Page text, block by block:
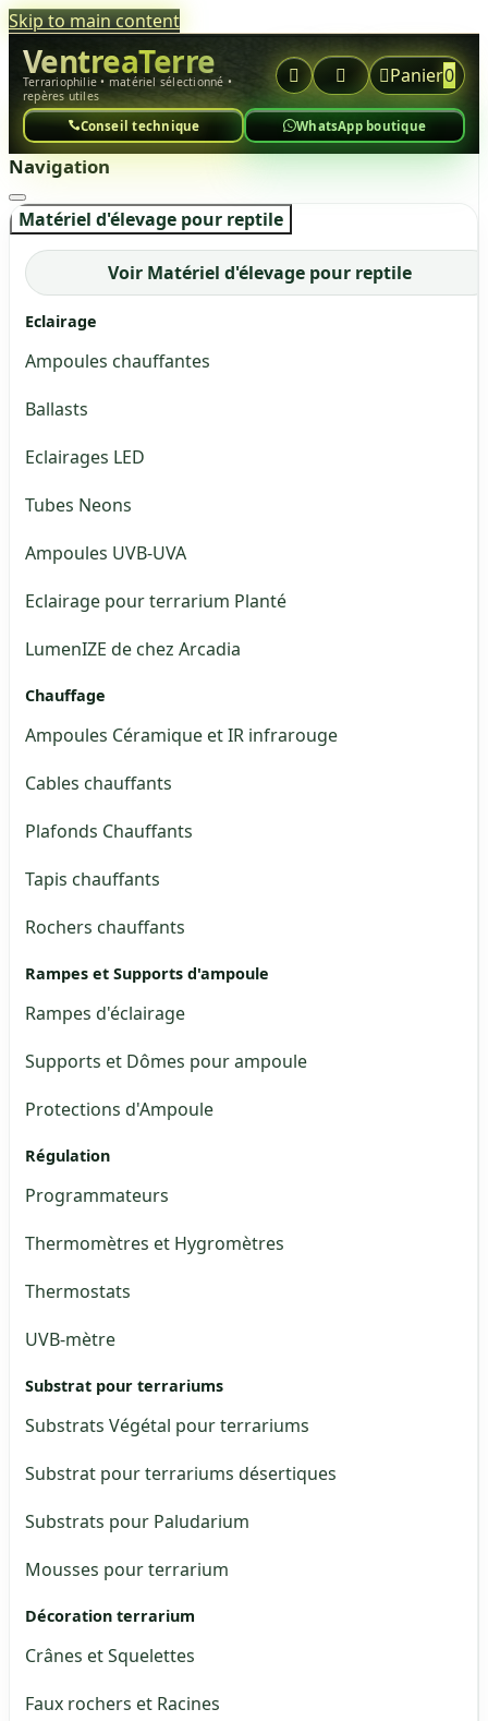
Skip to main content
VentreaTerre
Terrariophilie • matériel sélectionné •
repères utiles
  Panier0
Conseil technique WhatsApp boutique
Navigation
Matériel d'élevage pour reptile
Voir Matériel d'élevage pour reptile
Eclairage
Ampoules chauffantes
Ballasts
Eclairages LED
Tubes Neons
Ampoules UVB-UVA
Eclairage pour terrarium Planté
LumenIZE de chez Arcadia
Chauffage
Ampoules Céramique et IR infrarouge
Cables chauffants
Plafonds Chauffants
Tapis chauffants
Rochers chauffants
Rampes et Supports d'ampoule
Rampes d'éclairage
Supports et Dômes pour ampoule
Protections d'Ampoule
Régulation
Programmateurs
Thermomètres et Hygromètres
Thermostats
UVB-mètre
Substrat pour terrariums
Substrats Végétal pour terrariums
Substrat pour terrariums désertiques
Substrats pour Paludarium
Mousses pour terrarium
Décoration terrarium
Crânes et Squelettes
Faux rochers et Racines